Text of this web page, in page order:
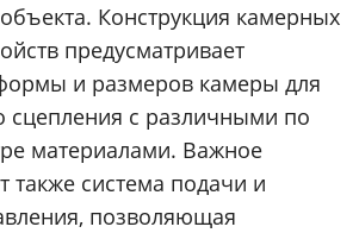
Конструкция камерных
предусматривает
и размеров камеры для
сцепления с различными по
материалами. Важное
также система подачи и
позволяющая